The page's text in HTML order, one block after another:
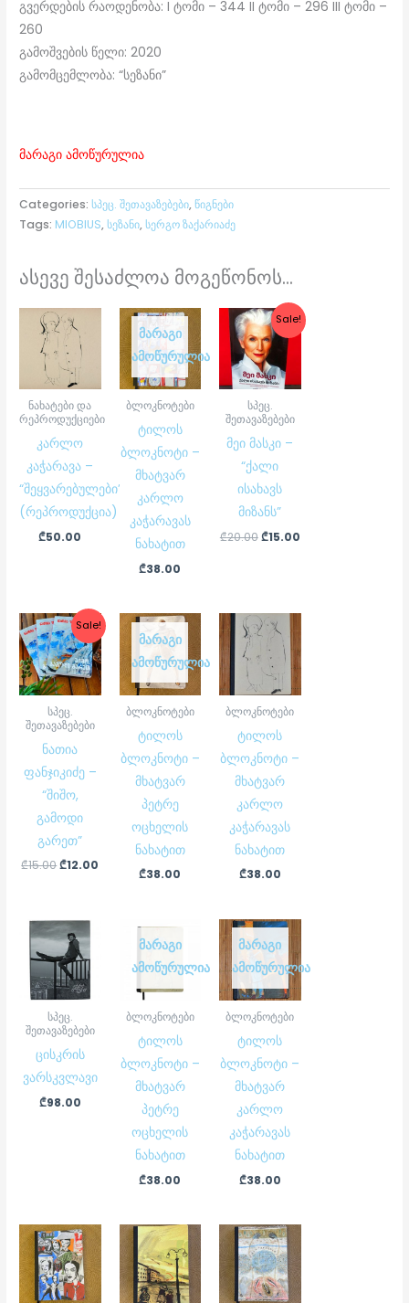
გვერდების რაოდენობა: I ტომი – 344 II ტომი – 296 III ტომი –
260
გამოშვების წელი: 2020
გამომცემლობა: “სეზანი”
მარაგი ამოწურულია
Categories:სპეც. შეთავაზებები,წიგნები
Tags: MIOBIUS,სეზანი,სერგო ზაქარიაძე
ასევე შესაძლოა მოგეწონოს...
ნახატები და
რეპროდუქციები
კარლო
კაჭარავა –
“შეყვარებულები”
(რეპროდუქცია)
₾50.00
ᲛᲐᲠᲐᲒᲘ
ᲐᲛᲝᲬᲣᲠᲣᲚᲘᲐ
ბლოკნოტები
ტილოს
ბლოკნოტი –
მხატვარ
კარლო
კაჭარავას
ნახატით
₾38.00
Sale!
სპეც.
შეთავაზებები
მეი მასკი –
“ქალი
ისახავს
მიზანს”
₾20.00
Original
price
was:
₾20.00.
₾15.00
Current
price
Sale!
სპეც.
შეთავაზებები
ნათია
ფანჯიკიძე –
“შიშო,
გამოდი
გარეთ”
₾15.00
Original
price
was:
₾15.00.
₾12.00
Current
price
is:
₾12.00.
ᲛᲐᲠᲐᲒᲘ
ᲐᲛᲝᲬᲣᲠᲣᲚᲘᲐ
ბლოკნოტები
ტილოს
ბლოკნოტი –
მხატვარ
პეტრე
ოცხელის
ნახატით
₾38.00
ბლოკნოტები
ტილოს
ბლოკნოტი –
მხატვარ
კარლო
კაჭარავას
ნახატით
₾38.00
სპეც.
შეთავაზებები
ცისკრის
ვარსკვლავი
₾98.00
ᲛᲐᲠᲐᲒᲘ
ᲐᲛᲝᲬᲣᲠᲣᲚᲘᲐ
ბლოკნოტები
ტილოს
ბლოკნოტი –
მხატვარ
პეტრე
ოცხელის
ნახატით
₾38.00
ᲛᲐᲠᲐᲒᲘ
ᲐᲛᲝᲬᲣᲠᲣᲚᲘᲐ
ბლოკნოტები
ტილოს
ბლოკნოტი –
მხატვარ
კარლო
კაჭარავას
ნახატით
₾38.00